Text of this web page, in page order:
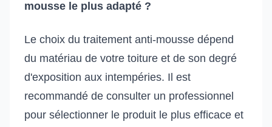
mousse le plus adapté ?
Le choix du traitement anti-mousse dépend
du matériau de votre toiture et de son degré
d'exposition aux intempéries. Il est
recommandé de consulter un professionnel
pour sélectionner le produit le plus efficace et